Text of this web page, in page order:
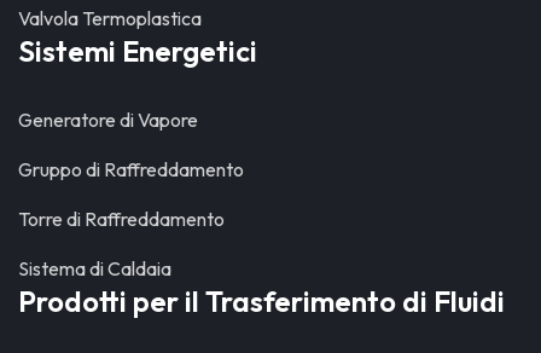
Valvola Termoplastica
Sistemi Energetici
Generatore di Vapore
Gruppo di Raffreddamento
Torre di Raffreddamento
Sistema di Caldaia
Prodotti per il Trasferimento di Fluidi